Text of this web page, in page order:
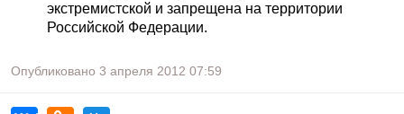
экстремистской и запрещена на территории
Российской Федерации.
Опубликовано 3 апреля 2012 07:59